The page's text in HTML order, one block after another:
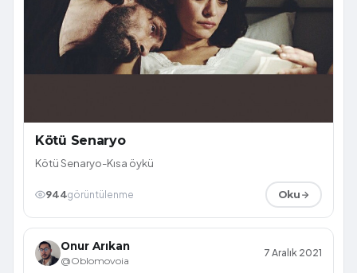
Kötü Senaryo
Kötü Senaryo-Kısa öykü
944görüntülenme Oku
Onur Arıkan
@Oblomovoia
7 Aralık 2021